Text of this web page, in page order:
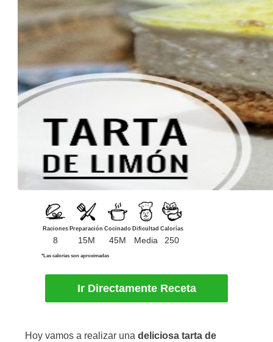
Raciones
8
Preparación
15M
Cocinado
45M
Dificultad
Media
Calorías
250
*Las calorías son aproximadas
Ir Directamente Receta
Hoy vamos a realizar una deliciosa tarta de